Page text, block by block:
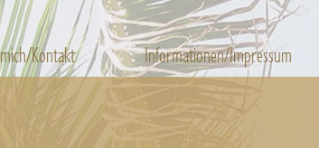
Kontakt Informationen/Impressum